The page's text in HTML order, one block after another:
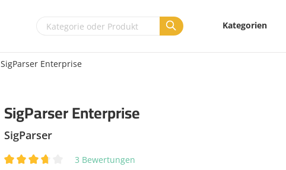
Kategorien
SigParser Enterprise
SigParser Enterprise
SigParser
3 Bewertungen